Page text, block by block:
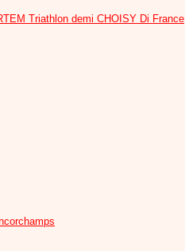
Triathlon demi CHOISY Di France